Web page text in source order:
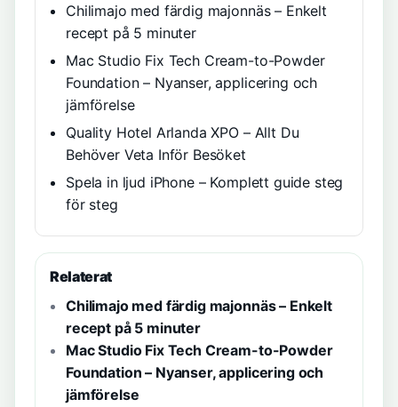
Chilimajo med färdig majonnäs – Enkelt
recept på 5 minuter
Mac Studio Fix Tech Cream-to-Powder
Foundation – Nyanser, applicering och
jämförelse
Quality Hotel Arlanda XPO – Allt Du
Behöver Veta Inför Besöket
Spela in ljud iPhone – Komplett guide steg
för steg
Relaterat
Chilimajo med färdig majonnäs – Enkelt
recept på 5 minuter
Mac Studio Fix Tech Cream-to-Powder
Foundation – Nyanser, applicering och
jämförelse